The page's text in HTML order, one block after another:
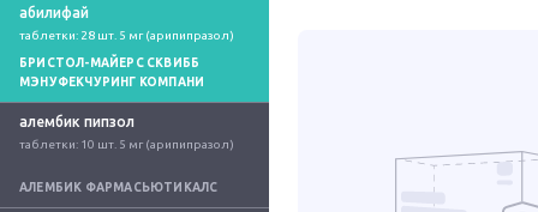
абилифай
таблетки: 28 шт. 5 мг (арипипразол)
БРИСТОЛ-МАЙЕРС СКВИББ
МЭНУФЕКЧУРИНГ КОМПАНИ
алембик пипзол
таблетки: 10 шт. 5 мг (арипипразол)
АЛЕМБИК ФАРМАСЬЮТИКАЛС